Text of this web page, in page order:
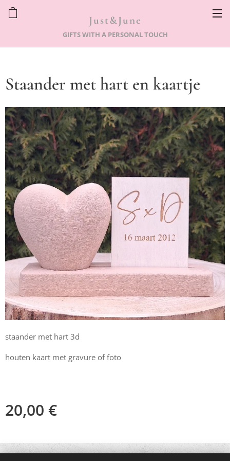
Just&June
GIFTS WITH A PERSONAL TOUCH
Staander met hart en kaartje
staander met hart 3d
houten kaart met gravure of foto
20,00 €